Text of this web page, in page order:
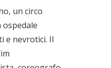
un circo
e nevrotici. Il